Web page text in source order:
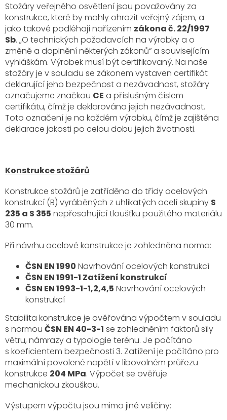
Stožáry veřejného osvětlení jsou považovány za
konstrukce, které by mohly ohrozit veřejný zájem, a
jako takové podléhají nařízením zákona č. 22/1997
Sb. „O technických požadavcích na výrobky a o
změně a doplnění některých zákonů“ a souvisejícím
vyhláškám. Výrobek musí být certifikovaný. Na naše
stožáry je v souladu se zákonem vystaven certifikát
deklarující jeho bezpečnost a nezávadnost, stožáry
označujeme značkou CE a příslušným číslem
certifikátu, čímž je deklarována jejich nezávadnost.
Toto označení je na každém výrobku, čímž je zajištěna
deklarace jakosti po celou dobu jejich životnosti.
Konstrukce stožárů
Konstrukce stožárů je zatříděna do třídy ocelových
konstrukcí (B) vyráběných z uhlíkatých ocelí skupiny S
235 a S 355 nepřesahující tloušťku použitého materiálu
30 mm.
Při návrhu ocelové konstrukce je zohledněna norma:
ČSN EN 1990 Navrhování ocelových konstrukcí
ČSN EN 1991-1 Zatížení konstrukcí
ČSN EN 1993-1-1,2,4,5 Navrhování ocelových
konstrukcí
Stabilita konstrukce je ověřována výpočtem v souladu
s normou ČSN EN 40-3-1 se zohledněním faktorů síly
větru, námrazy a typologie terénu. Je počítáno
s koeficientem bezpečnosti 3. Zatížení je počítáno pro
maximální povolené napětí v libovolném průřezu
konstrukce 204 MPa. Výpočet se ověřuje
mechanickou zkouškou.
Výstupem výpočtu jsou mimo jiné veličiny: